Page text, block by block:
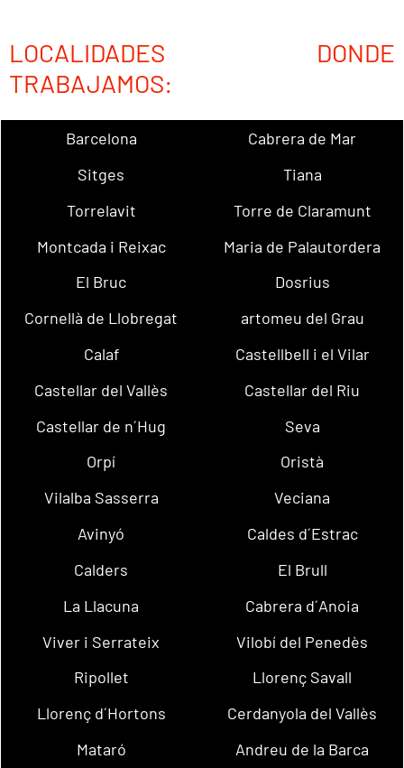
LOCALIDADES DONDE
TRABAJAMOS:
Barcelona
Cabrera de Mar
Sitges
Tiana
Torrelavit
Torre de Claramunt
Montcada i Reixac
Maria de Palautordera
El Bruc
Dosrius
Cornellà de Llobregat
artomeu del Grau
Calaf
Castellbell i el Vilar
Castellar del Vallès
Castellar del Riu
Castellar de n´Hug
Seva
Orpí
Oristà
Vilalba Sasserra
Veciana
Avinyó
Caldes d´Estrac
Calders
El Brull
La Llacuna
Cabrera d´Anoia
Viver i Serrateix
Vilobí del Penedès
Ripollet
Llorenç Savall
Llorenç d´Hortons
Cerdanyola del Vallès
Mataró
Andreu de la Barca